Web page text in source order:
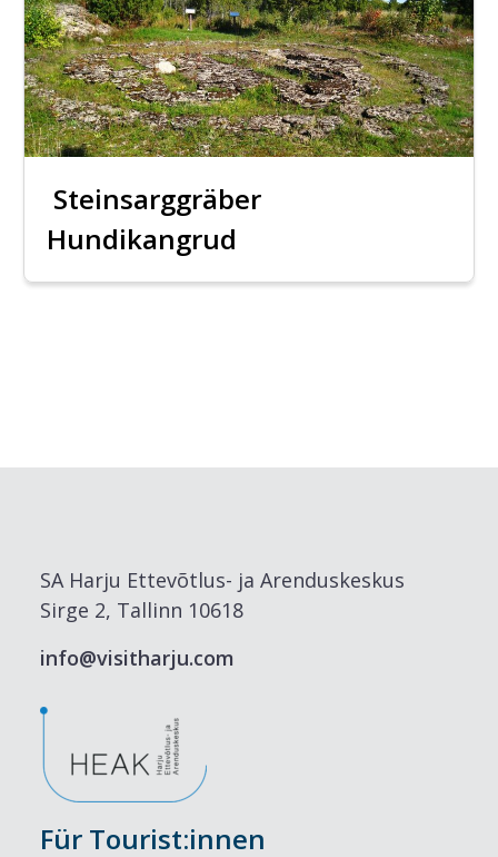
Steinsarggräber
Hundikangrud
SA Harju Ettevõtlus- ja Arenduskeskus
Sirge 2, Tallinn 10618
info@visitharju.com
Für Tourist:innen